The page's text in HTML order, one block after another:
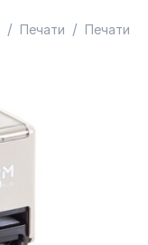
/ Печати / Печати